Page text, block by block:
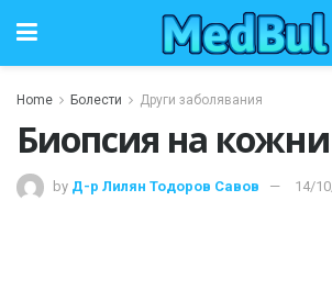
Home Болести Други заболявания
Биопсия на
by Д-р Лилян Тодоров Савов 14/